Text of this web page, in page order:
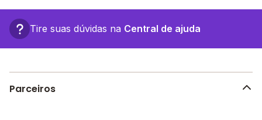
Vicente - SP.
Tire suas dúvidas na Central de ajuda
Parceiros